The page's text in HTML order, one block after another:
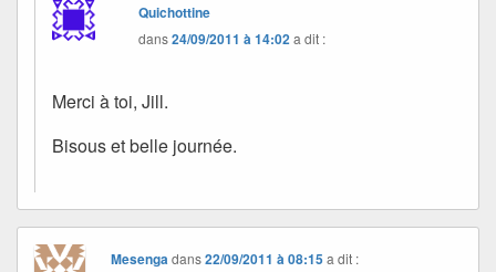
Quichottine
dans24/09/2011 à 14:02a dit :
Merci à toi, Jill.
Bisous et belle journée.
Mesengadans22/09/2011 à 08:15 a dit :